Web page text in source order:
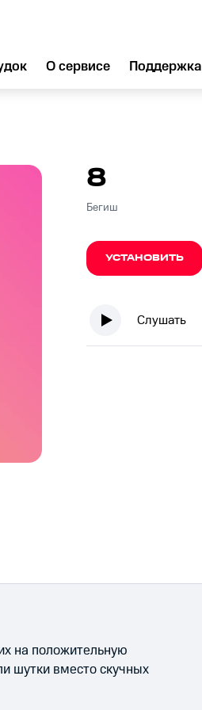
О сервисе Поддержка
8
Бегиш
УСТАНОВИТЬ
Слушать
на положительную
шутки вместо скучных